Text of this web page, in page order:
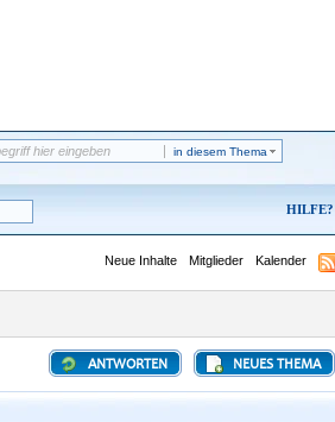
in diesem Thema
HILFE
Neue Inhalte Mitglieder Kalender
NEUES THEMA
ANTWORTEN